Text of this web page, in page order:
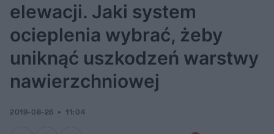
elewacji. Jaki system
ocieplenia wybrać, żeby
uniknąć uszkodzeń warstwy
nawierzchniowej
2019-08-26 11:04